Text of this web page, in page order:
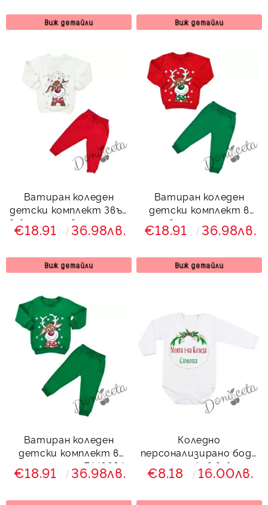
Виж детайли Виж детайли
Ватиран коледен
детски комплект Звън
в бяло и червено с елен
734231
€18.91 36.98лв.
Виж детайли
Ватиран коледен
детски комплект в
червено и зелено с
елен 7425364 Звън
€18.91 36.98лв.
Виж детайли
Ватиран коледен
детски комплект в
зелено с елен 7446624
Звън
€18.91 36.98лв.
Коледно
персонализирано боди
с дълъг ръкав в бяло с
"Моята първа коледа"
€8.18 16.00лв.